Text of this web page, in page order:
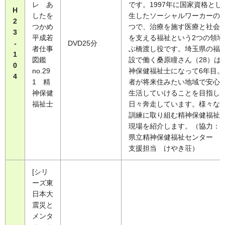
H
2
3
-
1
0
4
レ あ
したを
つかめ
平成若
者仕事
図鑑
no.29
1 精
神保健
福祉士
DVD25分
です。1997年に国家資格とし
生したソーシャルワーカーの
つで、治療を施す医療と社会
を支える福祉という2つの領
ぶ橋渡し役です。埼玉県の福
設で働く桑原瞳さん（28）は
神保健福祉士になって6年目
者が将来住みたい地域で安心
生活していけることを目指し
日々奔走しています。様々な
訓練に取り組む精神保健福祉
現場を紹介します。（協力：
県立精神保健福祉センター
支援担当 けやき荘）
[シリ
ーズ東
日本大
震災と
メンタ